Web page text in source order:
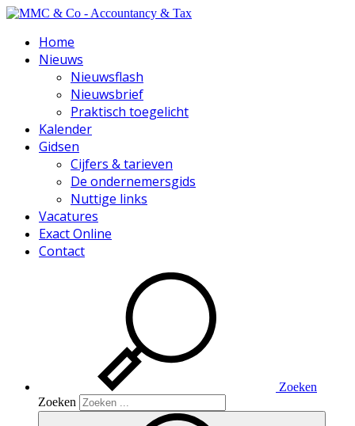
Home
Nieuws
Nieuwsflash
Nieuwsbrief
Praktisch toegelicht
Kalender
Gidsen
Cijfers & tarieven
De ondernemersgids
Nuttige links
Vacatures
Exact Online
Contact
Zoeken
Zoeken